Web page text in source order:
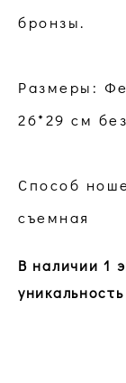
бронзы.
Размеры:
26*29 см
Способ
съемная
В наличии 1